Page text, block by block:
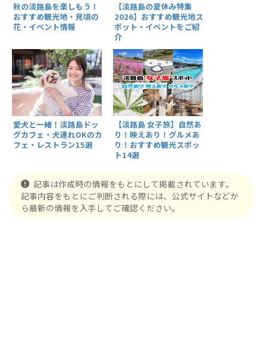
秋の淡路島を楽しもう！
おすすめ観光地・見頃の
花・イベント情報
【淡路島の夏休み特集
2026】おすすめ観光地ス
ポット・イベントをご紹
介
愛犬と一緒！淡路島ドッ
グカフェ・犬連れOKのカ
フェ・レストラン15選
【淡路島 女子旅】自然あ
り！映えあり！グルメあ
り！おすすめ観光スポッ
ト14選
記事は作成時の情報をもとにして掲載されています。
記事内容をもとにご判断される際には、公式サイトなどか
ら最新の情報を入手してご確認ください。